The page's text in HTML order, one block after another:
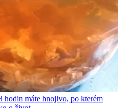
hodin máte hnojivo, po kterém